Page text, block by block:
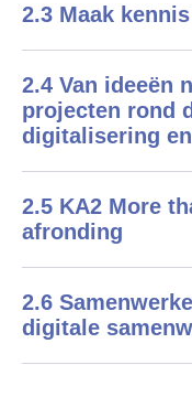
2.3 Maak
2.4 Van ideeën
projecten rond
digitalisering
2.5 KA2 More
afronding
2.6